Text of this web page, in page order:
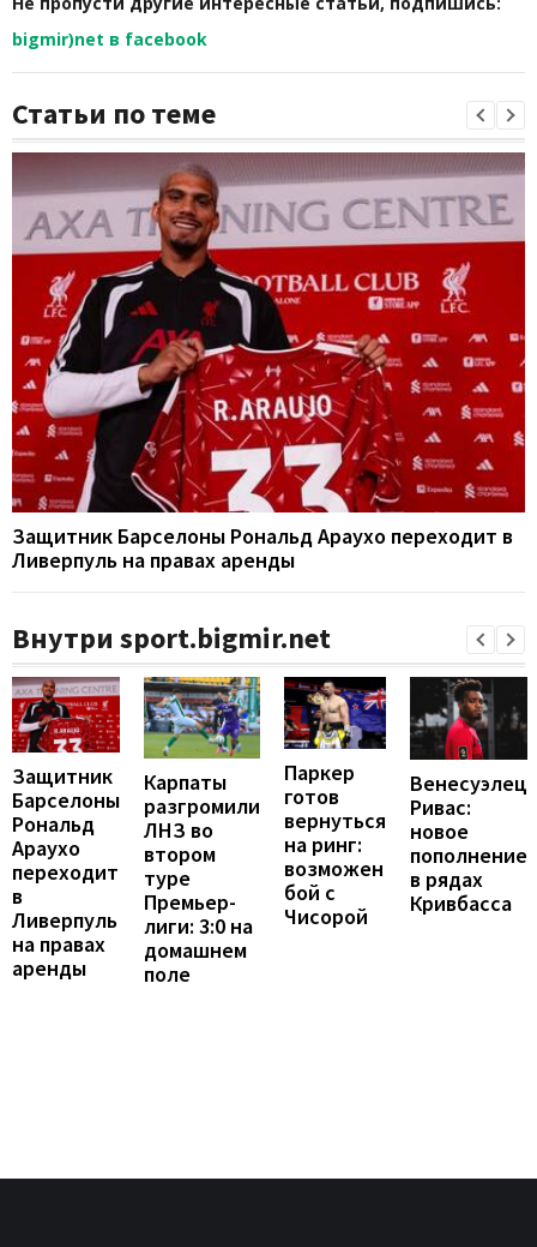
bigmir)net в facebook
Статьи по теме
Защитник Барселоны Рональд Араухо переходит в
Ливерпуль на правах аренды
Внутри sport.bigmir.net
Защитник
Барселоны
Рональд
Араухо
переходит
в
Ливерпуль
на правах
аренды
Карпаты
разгромили
ЛНЗ во
втором
туре
Премьер-
лиги: 3:0 на
домашнем
поле
Паркер
готов
вернуться
на ринг:
возможен
бой с
Чисорой
Венесуэлец
Ривас:
новое
пополнение
в рядах
Кривбасса